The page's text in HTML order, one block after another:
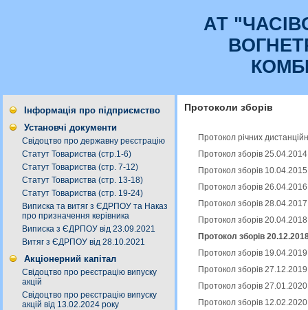
АТ
Інформація про підприємство
Установчі документи
Свідоцтво про державну реєстрацію
Статут Товариства (стр.1-6)
Статут Товариства (стр. 7-12)
Статут Товариства (стр. 13-18)
Статут Товариства (стр. 19-24)
Виписка та витяг з ЄДРПОУ та Наказ
про призначення керівника
Виписка з ЄДРПОУ від 23.09.2021
Витяг з ЄДРПОУ від 28.10.2021
Акціонерний капітал
Свідоцтво про реєстрацію випуску
акцій
Свідоцтво про реєстрацію випуску
акцій від 13.02.2024 року
Протоколи зборів
Протокол річних
Протокол зборів
Протокол зборів
Протокол зборів
Протокол зборів
Протокол зборів
Протокол зборів
Протокол зборів
Протокол зборів
Протокол зборів
Протокол зборів